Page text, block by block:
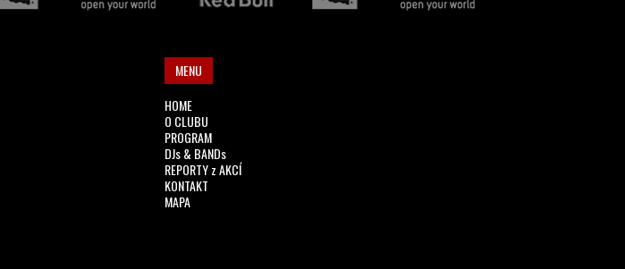
MENU
HOME
O CLUBU
PROGRAM
DJs & BANDs
REPORTY z AKCÍ
KONTAKT
MAPA